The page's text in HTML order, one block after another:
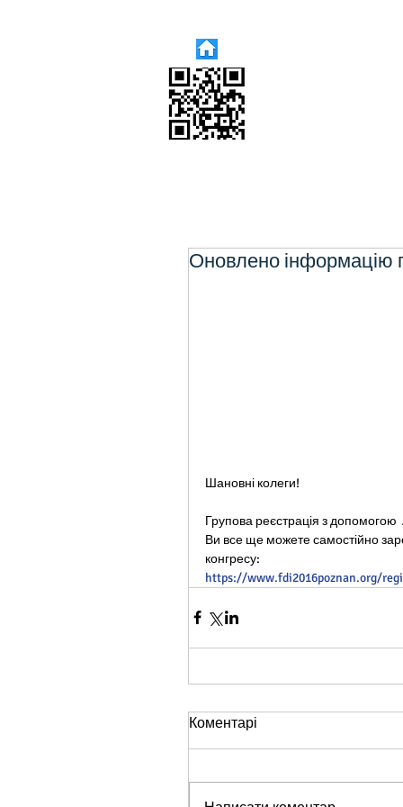
Оновлено інформацію
Шановні колеги!
Групова реєстрація з допомогою
Ви все ще можете самостійно
конгресу:
https://www.fdi2016poznan.org/
Коментарі